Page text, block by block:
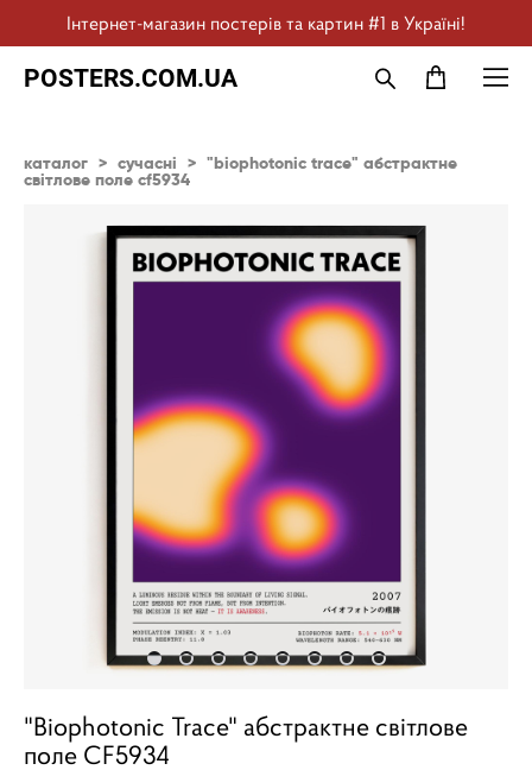
Інтернет-магазин постерів та картин #1 в Україні!
POSTERS.COM.UA
каталог > сучасні > "biophotonic trace" абстрактне
світлове поле cf5934
"Biophotonic Trace" абстрактне світлове
поле CF5934